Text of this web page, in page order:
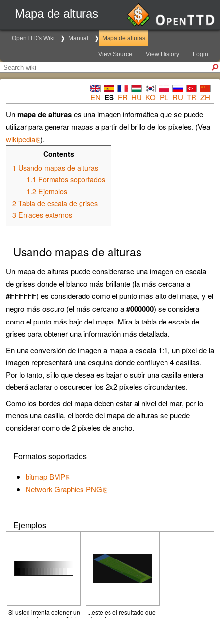
Mapa de alturas
OpenTTD's Wiki Manual Mapa de alturas
View Source View History Login
EN ES FR HU KO PL RU TR ZH
Unmapa de alturases una imagen informática que se puede
utilizar para generar mapas a partir del brillo de los píxeles. (Vea
wikipedia ).
Contents
1 Usando mapas de alturas
1.1 Formatos soportados
1.2 Ejemplos
2 Tabla de escala de grises
3 Enlaces externos
Usando mapas de alturas
Un mapa de alturas puede considerarse una imagen en escala
de grises donde el blanco más brillante (la más cercana a
#FFFFFF) es considerado como el punto más alto del mapa, y el
negro más oscuro (el más cercano a#000000) se considera
como el punto más bajo del mapa. Mira la tabla de escala de
grises para obtener una información más detallada.
En una conversión de imagen a mapa a escala 1:1, un píxel de la
imagen representará una esquina donde confluyen 4 casillas.
Por lo tanto, si lo que desea es bajar o subir una casilla entera
deberá aclarar o oscurecer los 2x2 píxeles circundantes.
Como los bordes del mapa deben estar al nivel del mar, por lo
menos una casilla, el borde del mapa de alturas se puede
considerar como de 2 píxeles de ancho.
Formatos soportados
bitmap BMP
Network Graphics PNG
Ejemplos
Si usted intenta obtener un ...este es el resultado que